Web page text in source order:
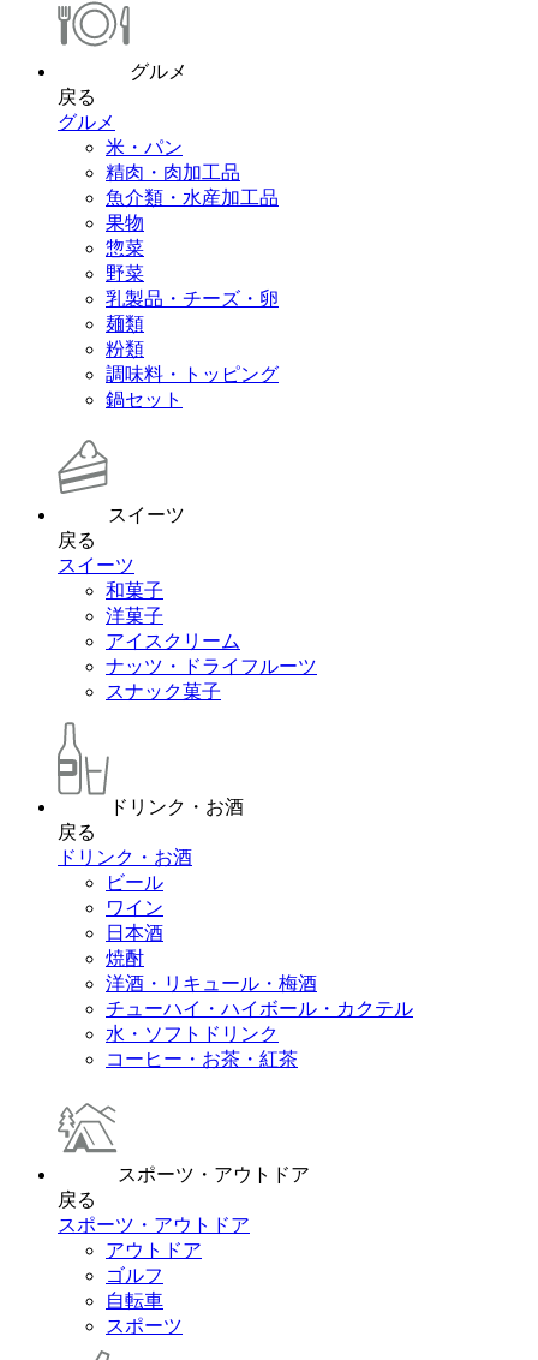
グルメ
戻る
グルメ
米・パン
精肉・肉加工品
魚介類・水産加工品
果物
惣菜
野菜
乳製品・チーズ・卵
麺類
粉類
調味料・トッピング
鍋セット
スイーツ
戻る
スイーツ
和菓子
洋菓子
アイスクリーム
ナッツ・ドライフルーツ
スナック菓子
ドリンク・お酒
戻る
ドリンク・お酒
ビール
ワイン
日本酒
焼酎
洋酒・リキュール・梅酒
チューハイ・ハイボール・カクテル
水・ソフトドリンク
コーヒー・お茶・紅茶
スポーツ・アウトドア
戻る
スポーツ・アウトドア
アウトドア
ゴルフ
自転車
スポーツ